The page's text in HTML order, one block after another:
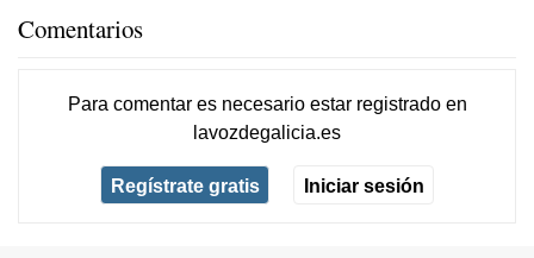
Comentarios
Para comentar es necesario estar registradoen
lavozdegalicia.es
Regístrate gratis Iniciar sesión